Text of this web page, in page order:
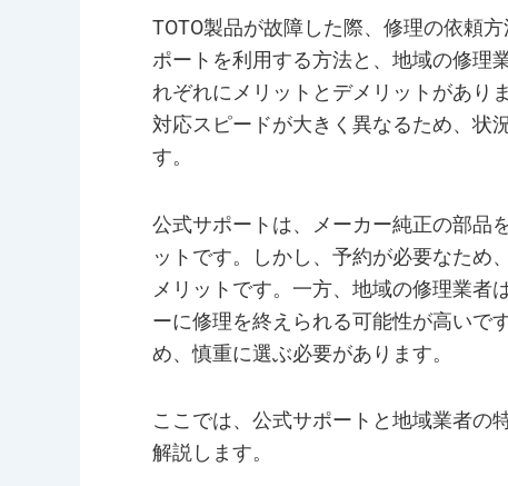
TOTO製品が故障した際、修理の依頼
ポートを利用する方法と、地域の修理
れぞれにメリットとデメリットがあり
対応スピードが大きく異なるため、状
す。
公式サポートは、メーカー純正の部品
ットです。しかし、予約が必要なため
メリットです。一方、地域の修理業者
ーに修理を終えられる可能性が高いで
め、慎重に選ぶ必要があります。
ここでは、公式サポートと地域業者の
解説します。